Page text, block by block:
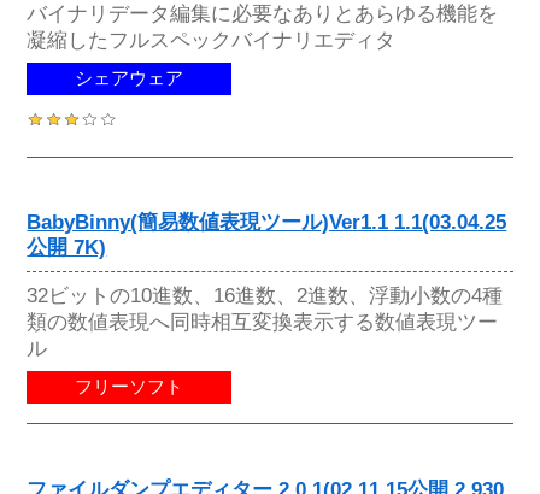
バイナリデータ編集に必要なありとあらゆる機能を
凝縮したフルスペックバイナリエディタ
シェアウェア
BabyBinny(簡易数値表現ツール)Ver1.1 1.1(03.04.25
公開 7K)
32ビットの10進数、16進数、2進数、浮動小数の4種
類の数値表現へ同時相互変換表示する数値表現ツー
ル
フリーソフト